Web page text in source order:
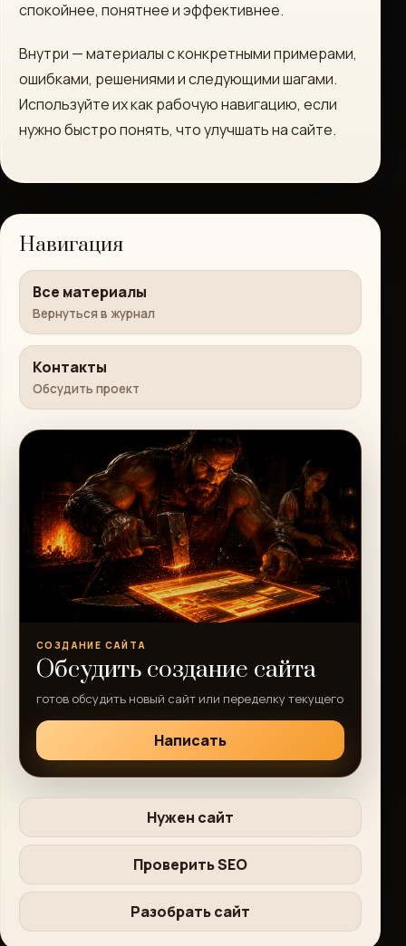
спокойнее, понятнее и эффективнее.
Внутри — материалы с конкретными примерами,
ошибками, решениями и следующими шагами.
Используйте их как рабочую навигацию, если
нужно быстро понять, что улучшать на сайте.
Навигация
Все материалы
Вернуться в журнал
Контакты
Обсудить проект
СОЗДАНИЕ САЙТА
Обсудить создание сайта
готов обсудить новый сайт или переделку текущего
Написать
Нужен сайт
Проверить SEO
Разобрать сайт